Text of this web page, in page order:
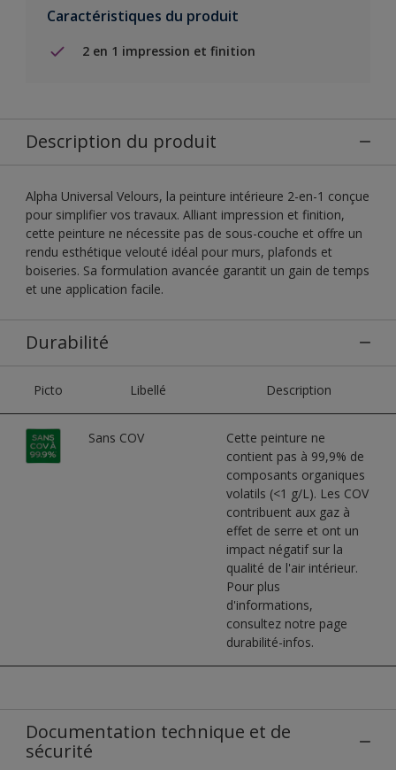
Caractéristiques du produit
2 en 1 impression et finition
Description du produit
Alpha Universal Velours, la peinture intérieure 2-en-1 conçue
pour simplifier vos travaux. Alliant impression et finition,
cette peinture ne nécessite pas de sous-couche et offre un
rendu esthétique velouté idéal pour murs, plafonds et
boiseries. Sa formulation avancée garantit un gain de temps
et une application facile.
Durabilité
Picto Libellé Description
Sans COV
Cette peinture ne
contient pas à 99,9% de
composants organiques
volatils (<1 g/L). Les COV
contribuent aux gaz à
effet de serre et ont un
impact négatif sur la
qualité de l'air intérieur.
Pour plus
d'informations,
consultez notre page
durabilité-infos.
Documentation technique et de
sécurité